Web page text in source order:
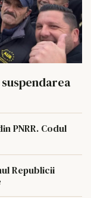
PNRR. Codul
Republicii